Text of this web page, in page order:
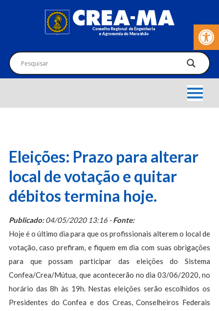
Barra de
Eleições: Prazo para alterar
local de votação e quitar
débitos termina hoje.
Publicado:04/05/2020 13:16 -Fonte:
Hoje é o último dia para que os profissionais alterem o local de
votação, caso prefiram, e fiquem em dia com suas obrigações
para que possam participar das eleições do Sistema
Confea/Crea/Mútua, que acontecerão no dia 03/06/2020, no
horário das 8h às 19h. Nestas eleições serão escolhidos os
Presidentes do Confea e dos Creas, Conselheiros Federais